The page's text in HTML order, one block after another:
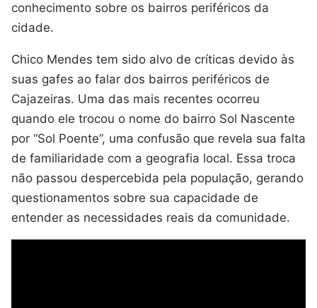
conhecimento sobre os bairros periféricos da
cidade.
Chico Mendes tem sido alvo de críticas devido às
suas gafes ao falar dos bairros periféricos de
Cajazeiras. Uma das mais recentes ocorreu
quando ele trocou o nome do bairro Sol Nascente
por “Sol Poente”, uma confusão que revela sua falta
de familiaridade com a geografia local. Essa troca
não passou despercebida pela população, gerando
questionamentos sobre sua capacidade de
entender as necessidades reais da comunidade.